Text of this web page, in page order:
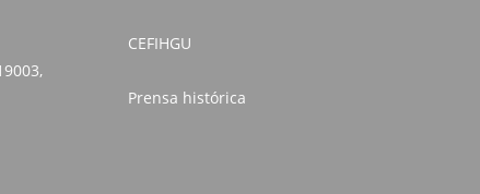
CEFIHGU
Prensa histórica